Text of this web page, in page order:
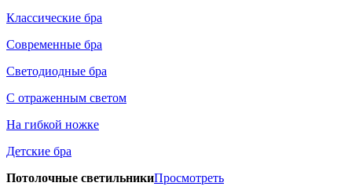
Классические бра
Современные бра
Светодиодные бра
С отраженным светом
На гибкой ножке
Детские бра
Потолочные светильникиПросмотреть